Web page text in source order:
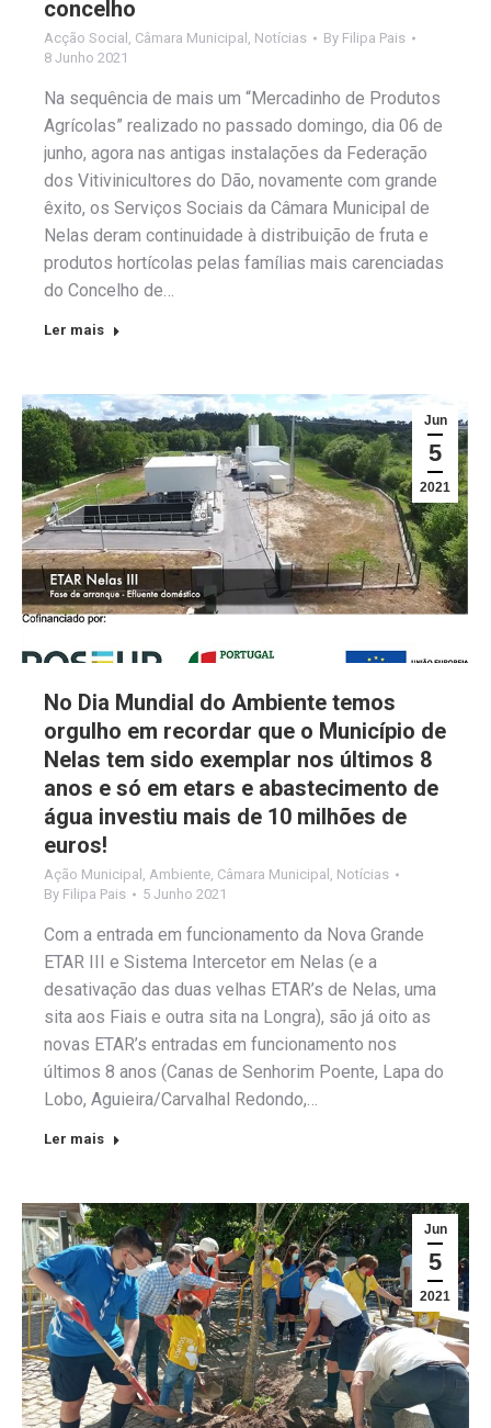
concelho
Acção Social , Câmara Municipal , Notícias By Filipa Pais
8 Junho 2021
Na sequência de mais um “Mercadinho de Produtos
Agrícolas” realizado no passado domingo, dia 06 de
junho, agora nas antigas instalações da Federação
dos Vitivinicultores do Dão, novamente com grande
êxito, os Serviços Sociais da Câmara Municipal de
Nelas deram continuidade à distribuição de fruta e
produtos hortícolas pelas famílias mais carenciadas
do Concelho de…
Ler mais
Jun
5
2021
No Dia Mundial do Ambiente temos
orgulho em recordar que o Município de
Nelas tem sido exemplar nos últimos 8
anos e só em etars e abastecimento de
água investiu mais de 10 milhões de
euros!
Ação Municipal Ambiente Câmara Municipal Notícias
By Filipa Pais 5 Junho 2021
Com a entrada em funcionamento da Nova Grande
ETAR III e Sistema Intercetor em Nelas (e a
desativação das duas velhas ETAR’s de Nelas, uma
sita aos Fiais e outra sita na Longra), são já oito as
novas ETAR’s entradas em funcionamento nos
últimos 8 anos (Canas de Senhorim Poente, Lapa do
Lobo, Aguieira/Carvalhal Redondo,…
Ler mais
Jun
5
2021